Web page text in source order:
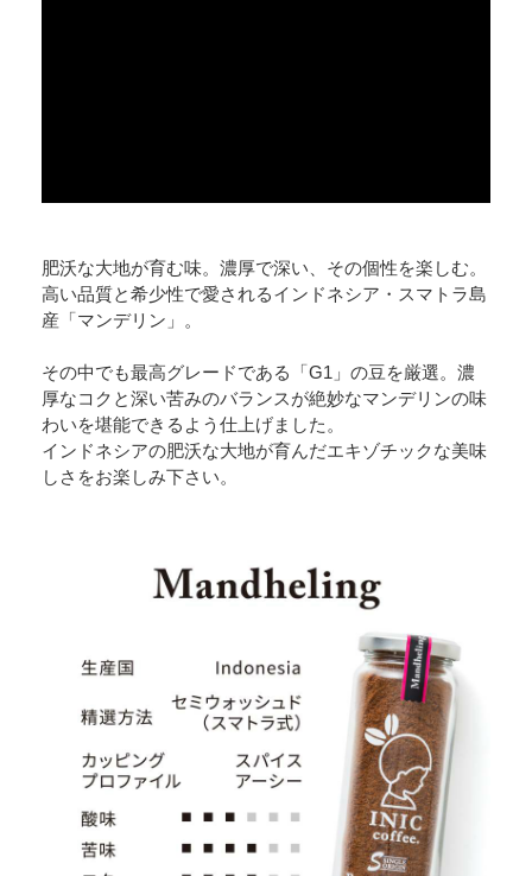
肥沃な大地が育む味。濃厚で深い、その個性を楽しむ。
高い品質と希少性で愛されるインドネシア・スマトラ島
産「マンデリン」。
その中でも最高グレードである「G1」の豆を厳選。濃
厚なコクと深い苦みのバランスが絶妙なマンデリンの味
わいを堪能できるよう仕上げました。
インドネシアの肥沃な大地が育んだエキゾチックな美味
しさをお楽しみ下さい。